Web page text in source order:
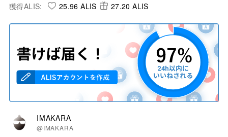
獲得ALIS: 25.96 ALIS 27.20 ALIS
IMAKARA
@IMAKARA